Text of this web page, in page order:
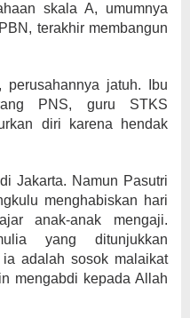
skala A, umumnya
terakhir membangun
perusahannya jatuh. Ibu
PNS, guru STKS
diri karena hendak
Jakarta. Namun Pasutri
menghabiskan hari
anak-anak mengaji.
yang ditunjukkan
adalah sosok malaikat
mengabdi kepada Allah